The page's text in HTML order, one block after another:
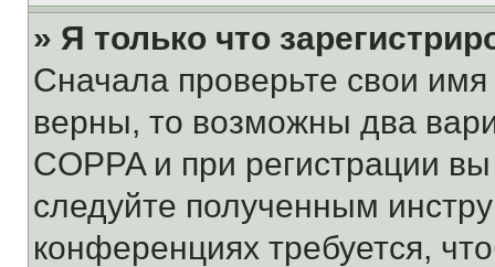
» Я только что
Сначала проверьте свои
верны, то возможны два
COPPA и при регистрации
следуйте полученным
конференциях требуется,